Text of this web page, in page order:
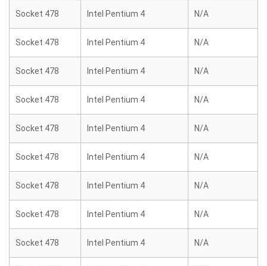
Socket 478 Intel Pentium 4 N/A
Socket 478 Intel Pentium 4 N/A
Socket 478 Intel Pentium 4 N/A
Socket 478 Intel Pentium 4 N/A
Socket 478 Intel Pentium 4 N/A
Socket 478 Intel Pentium 4 N/A
Socket 478 Intel Pentium 4 N/A
Socket 478 Intel Pentium 4 N/A
Socket 478 Intel Pentium 4 N/A